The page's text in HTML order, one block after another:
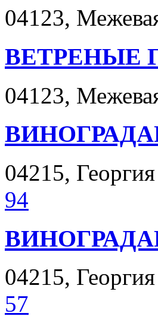
04123,
ВЕТРЕНЫЕ
04123,
04215,
94
04215,
57